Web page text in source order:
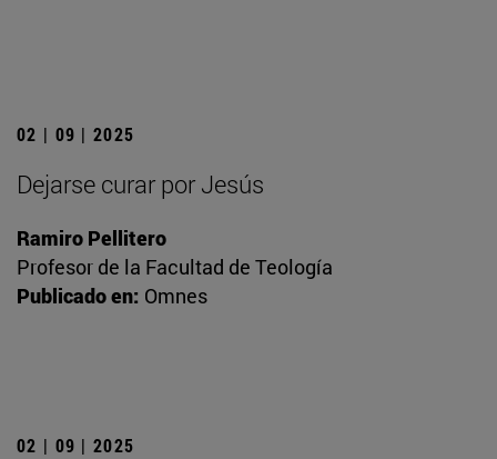
02 | 09 | 2025
Dejarse curar por Jesús
Ramiro Pellitero
Profesor de la Facultad de Teología
Publicado en: Omnes
02 | 09 | 2025